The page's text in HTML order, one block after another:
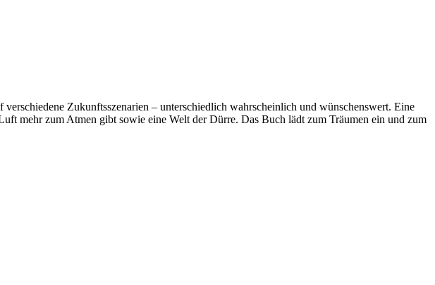
Zukunftsszenarien – unterschiedlich wahrscheinlich und wünschenswert. Eine
mehr zum Atmen gibt sowie eine Welt der Dürre. Das Buch lädt zum Träumen ein und zum